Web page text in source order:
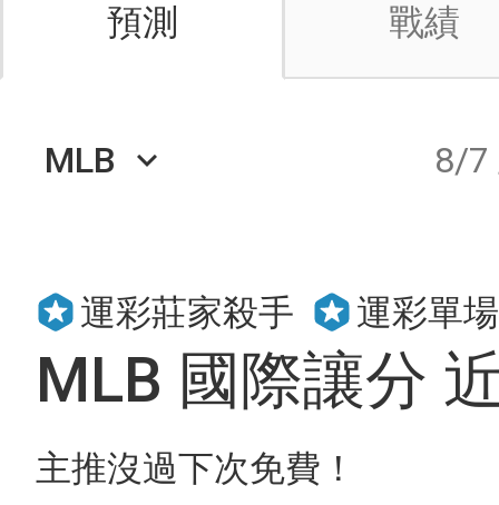
預測 戰績
MLB keyboard_arrow_down 8/7
運彩莊家殺手 運彩單
MLB 國際讓分
主推沒過下次免費！